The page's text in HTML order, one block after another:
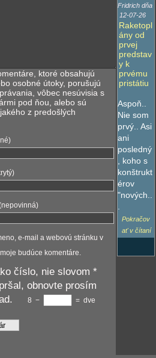
ktoré obsahujú
osobné útoky, porušujú
vôbec nesúvisia s
pod ňou, alebo sú
z predošlých
e-mail a webovú stránku v
budúce komentáre.
číslo, nie slovom *
obnovte prosím
8 − = dve
Fridrich dňa
12-07-26
Raketopl
ány od
prvej
predstav
y k
prvému
pristátiu
Aspoň..
Nie som
prvý.. Asi
ani
posledný
, koho s
konštrukt
érov
"nových..
Pokračov
ať v čítaní